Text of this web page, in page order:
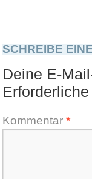
SCHREIBE
Deine E-
Kommentar *